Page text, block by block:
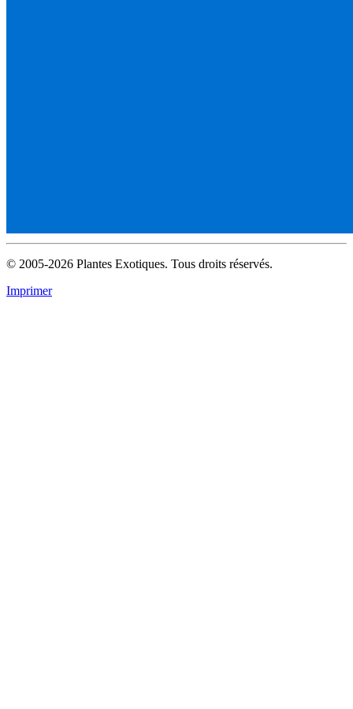
© 2005-2026 Plantes Exotiques. Tous droits réservés.
Imprimer